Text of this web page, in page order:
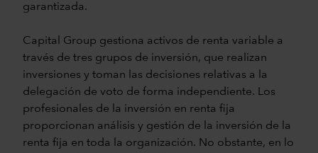
garantizada.
Capital Group gestiona activos de renta variable a
través de tres grupos de inversión, que realizan
inversiones y toman las decisiones relativas a la
delegación de voto de forma independiente. Los
profesionales de la inversión en renta fija
proporcionan análisis y gestión de la inversión de la
renta fija en toda la organización. No obstante, en lo